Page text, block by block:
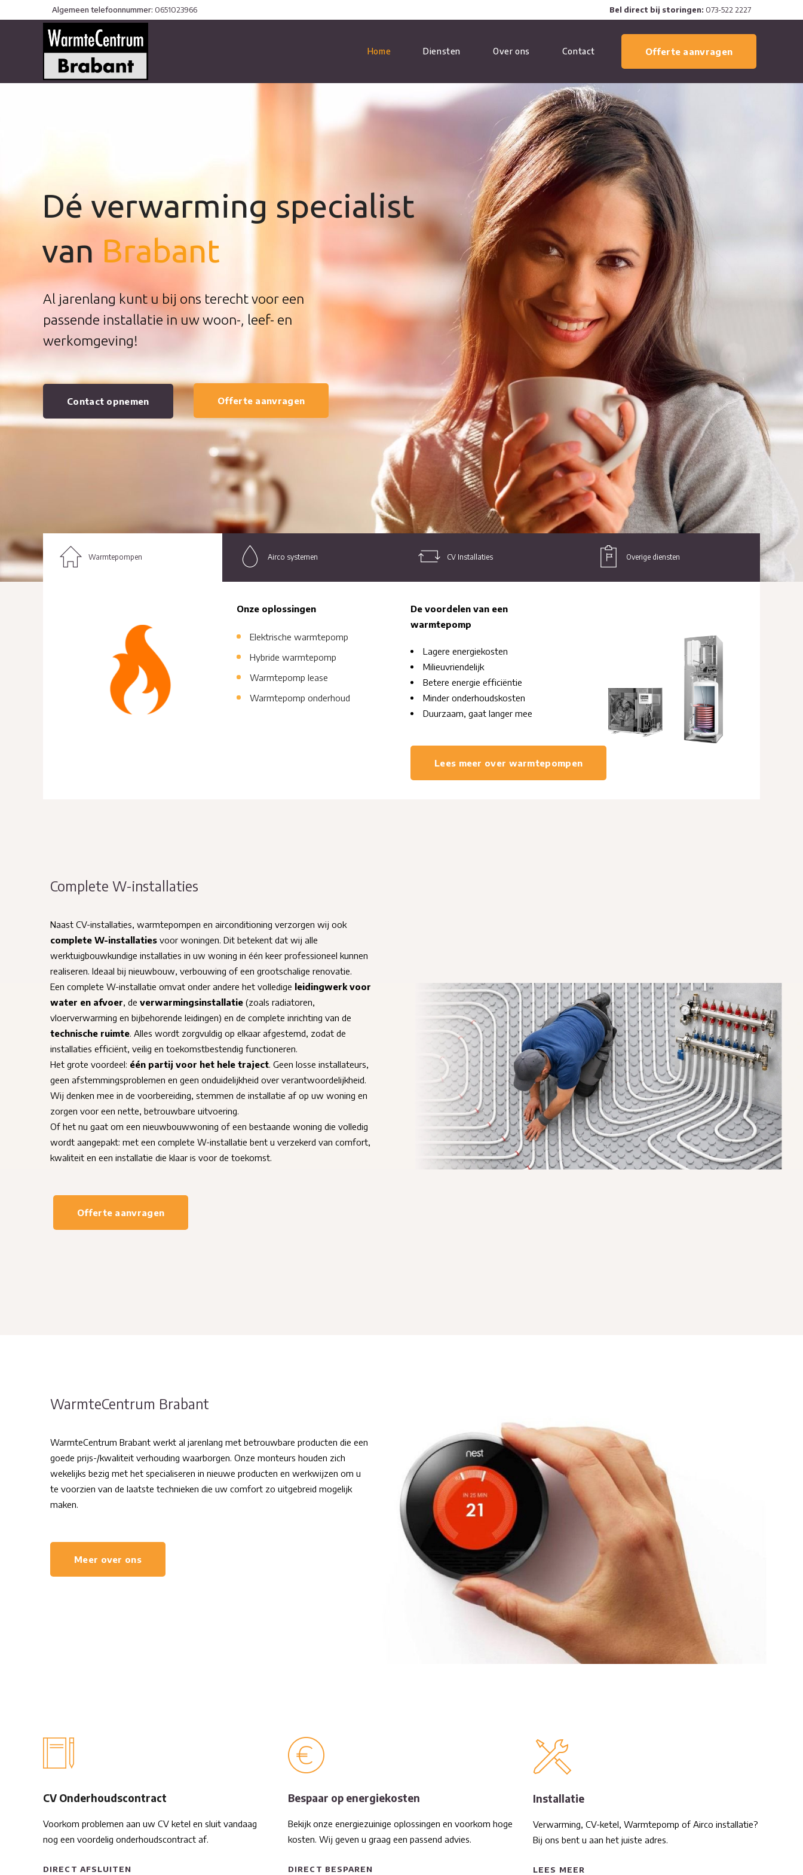
Algemeen telefoonnummer: 0651023966 Bel direct bij storingen: 073-522 2227
Offerte aanvragen
Home Diensten
CENTRALE VERWARMING
VERWARMINGEN
ENERGIEZUINIGE OPLOSSING
VLOERVERWARMING
STORINGEN
WATERONTHARDERS
SERVICE (ONDERHOUDSCONTRACT)
Over ons Contact
Dé verwarming specialist
van Brabant
Al jarenlang kunt u bij ons terecht voor een
passende installatie in uw woon-, leef- en
werkomgeving!
Contact opnemen Offerte aanvragen
Warmtepompen Airco systemen CV Installaties Overige diensten
Onze oplossingen
Elektrische warmtepomp
Hybride warmtepomp
Warmtepomp lease
Warmtepomp onderhoud
De voordelen van een
warmtepomp
Lagere energiekosten
Milieuvriendelijk
Betere energie efficiëntie
Minder onderhoudskosten
Duurzaam, gaat langer mee
Lees meer over warmtepompen
Complete W-installaties
Naast CV-installaties, warmtepompen en airconditioning verzorgen wij ook
complete W-installaties voor woningen. Dit betekent dat wij alle
werktuigbouwkundige installaties in uw woning in één keer professioneel kunnen
realiseren. Ideaal bij nieuwbouw, verbouwing of een grootschalige renovatie.
Een complete W-installatie omvat onder andere het volledige leidingwerk voor
water en afvoer, de verwarmingsinstallatie (zoals radiatoren,
vloerverwarming en bijbehorende leidingen) en de complete inrichting van de
technische ruimte. Alles wordt zorgvuldig op elkaar afgestemd, zodat de
installaties efficiënt, veilig en toekomstbestendig functioneren.
Het grote voordeel: één partij voor het hele traject. Geen losse installateurs,
geen afstemmingsproblemen en geen onduidelijkheid over verantwoordelijkheid.
Wij denken mee in de voorbereiding, stemmen de installatie af op uw woning en
zorgen voor een nette, betrouwbare uitvoering.
Of het nu gaat om een nieuwbouwwoning of een bestaande woning die volledig
wordt aangepakt: met een complete W-installatie bent u verzekerd van comfort,
kwaliteit en een installatie die klaar is voor de toekomst.
Offerte aanvragen
WarmteCentrum Brabant
WarmteCentrum Brabant werkt al jarenlang met betrouwbare producten die een
goede prijs-/kwaliteit verhouding waarborgen. Onze monteurs houden zich
wekelijks bezig met het specialiseren in nieuwe producten en werkwijzen om u
te voorzien van de laatste technieken die uw comfort zo uitgebreid mogelijk
maken.
Meer over ons
CV Onderhoudscontract
Voorkom problemen aan uw CV ketel en sluit vandaag
nog een voordelig onderhoudscontract af.
DIRECT AFSLUITEN
Bespaar op energiekosten
Bekijk onze energiezuinige oplossingen en voorkom hoge
kosten. Wij geven u graag een passend advies.
DIRECT BESPAREN
Installatie
Verwarming, CV-ketel, Warmtepomp of Airco installatie?
Bij ons bent u aan het juiste adres.
LEES MEER